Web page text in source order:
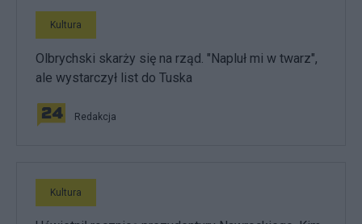
Kultura
Olbrychski skarży się na rząd. "Napluł mi w twarz",
ale wystarczył list do Tuska
Redakcja
Kultura